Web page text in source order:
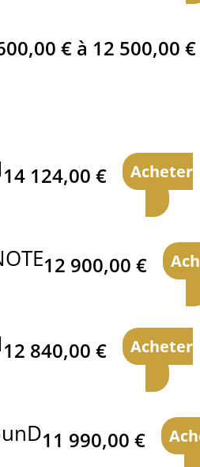
€à 12 500,00 €
14 124,00 € Acheter
12 900,00 €
12 840,00 € Acheter
11 990,00 €